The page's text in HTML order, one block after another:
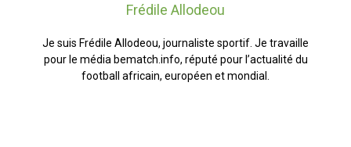
Frédile Allodeou
Je suis Frédile Allodeou, journaliste sportif. Je travaille
pour le média bematch.info, réputé pour l’actualité du
football africain, européen et mondial.